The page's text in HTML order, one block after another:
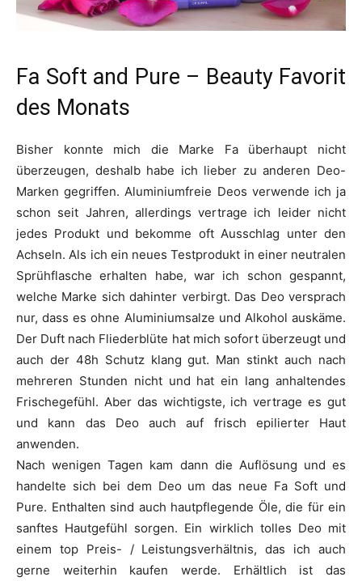
Fa Soft and Pure – Beauty Favorit
des Monats
Bisher konnte mich die Marke Fa überhaupt nicht
überzeugen, deshalb habe ich lieber zu anderen Deo-
Marken gegriffen. Aluminiumfreie Deos verwende ich ja
schon seit Jahren, allerdings vertrage ich leider nicht
jedes Produkt und bekomme oft Ausschlag unter den
Achseln. Als ich ein neues Testprodukt in einer neutralen
Sprühflasche erhalten habe, war ich schon gespannt,
welche Marke sich dahinter verbirgt. Das Deo versprach
nur, dass es ohne Aluminiumsalze und Alkohol auskäme.
Der Duft nach Fliederblüte hat mich sofort überzeugt und
auch der 48h Schutz klang gut. Man stinkt auch nach
mehreren Stunden nicht und hat ein lang anhaltendes
Frischegefühl. Aber das wichtigste, ich vertrage es gut
und kann das Deo auch auf frisch epilierter Haut
anwenden.
Nach wenigen Tagen kam dann die Auflösung und es
handelte sich bei dem Deo um das neue Fa Soft und
Pure. Enthalten sind auch hautpflegende Öle, die für ein
sanftes Hautgefühl sorgen. Ein wirklich tolles Deo mit
einem top Preis- / Leistungsverhältnis, das ich auch
gerne weiterhin kaufen werde. Erhältlich ist das